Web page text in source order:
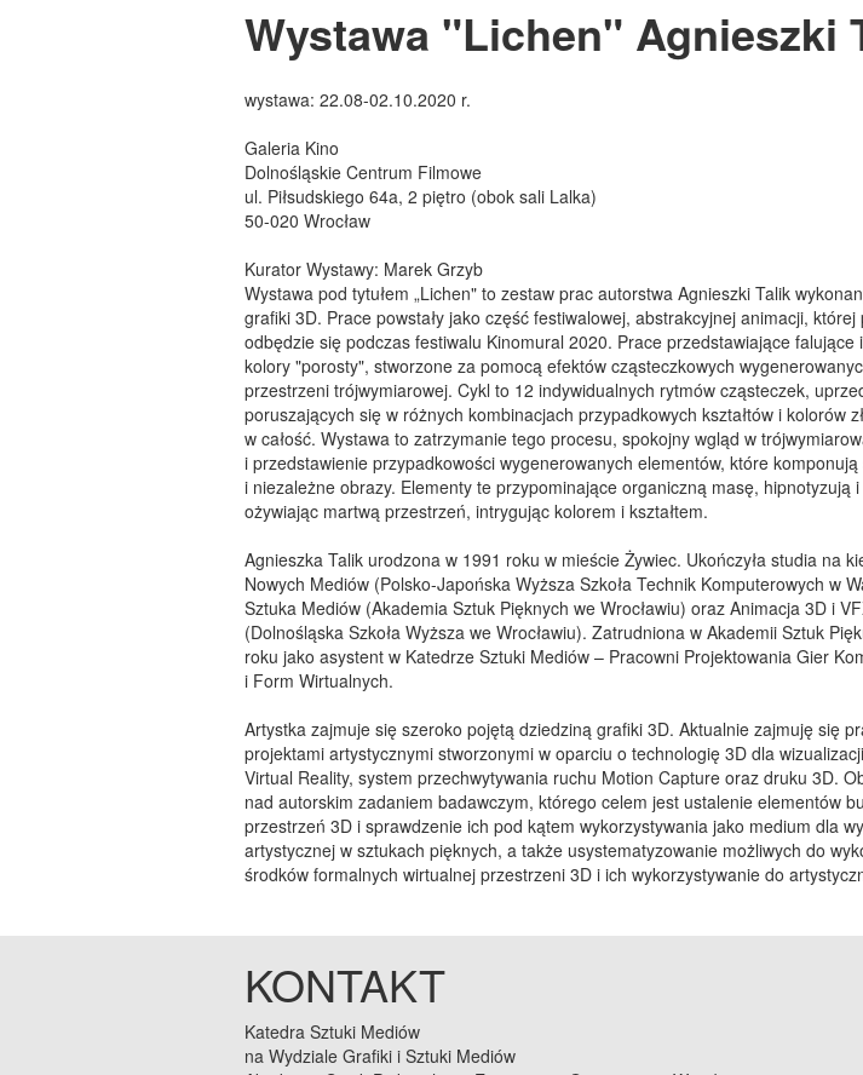
Wystawa "Lichen" Agnieszki
wystawa: 22.08-02.10.2020 r.
Galeria Kino
Dolnośląskie Centrum Filmowe
ul. Piłsudskiego 64a, 2 piętro (obok sali Lalka)
50-020 Wrocław
Kurator Wystawy: Marek Grzyb
Wystawa pod tytułem „Lichen" to zestaw prac autorstwa Agnieszki Talik
grafiki 3D. Prace powstały jako część festiwalowej, abstrakcyjnej animacji, której
odbędzie się podczas festiwalu Kinomural 2020. Prace przedstawiające falujące
kolory "porosty", stworzone za pomocą efektów cząsteczkowych
przestrzeni trójwymiarowej. Cykl to 12 indywidualnych rytmów cząsteczek,
poruszających się w różnych kombinacjach przypadkowych kształtów i kolorów
w całość. Wystawa to zatrzymanie tego procesu, spokojny wgląd w
i przedstawienie przypadkowości wygenerowanych elementów, które
i niezależne obrazy. Elementy te przypominające organiczną masę, hipnotyzują
ożywiając martwą przestrzeń, intrygując kolorem i kształtem.
Agnieszka Talik urodzona w 1991 roku w mieście Żywiec. Ukończyła studia na
Nowych Mediów (Polsko-Japońska Wyższa Szkoła Technik Komputerowych w
Sztuka Mediów (Akademia Sztuk Pięknych we Wrocławiu) oraz Animacja 3D i
(Dolnośląska Szkoła Wyższa we Wrocławiu). Zatrudniona w Akademii Sztuk
roku jako asystent w Katedrze Sztuki Mediów – Pracowni Projektowania Gier
i Form Wirtualnych.
Artystka zajmuje się szeroko pojętą dziedziną grafiki 3D. Aktualnie zajmuję się
projektami artystycznymi stworzonymi w oparciu o technologię 3D dla
Virtual Reality, system przechwytywania ruchu Motion Capture oraz druku 3D.
nad autorskim zadaniem badawczym, którego celem jest ustalenie elementów
przestrzeń 3D i sprawdzenie ich pod kątem wykorzystywania jako medium dla
artystycznej w sztukach pięknych, a także usystematyzowanie możliwych do
środków formalnych wirtualnej przestrzeni 3D i ich wykorzystywanie do
KONTAKT
Katedra Sztuki Mediów
na Wydziale Grafiki i Sztuki Mediów